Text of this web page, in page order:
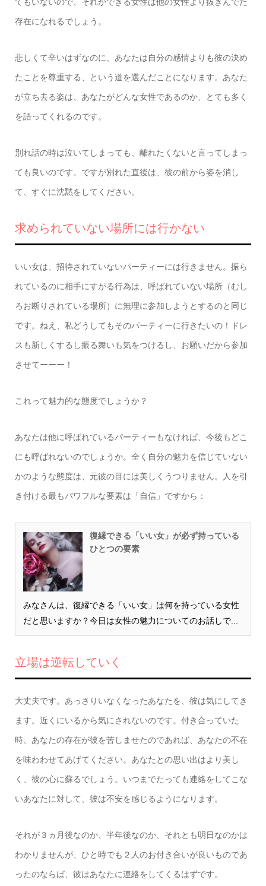
存在になれるでしょう。
悲しくて辛いはずなのに、あなたは自分の感情よりも彼の決め
たことを尊重する、という道を選んだことになります。あなた
が立ち去る姿は、あなたがどんな女性であるのか、とても多く
を語ってくれるのです。
別れ話の時は泣いてしまっても、離れたくないと言ってしまっ
ても良いのです。ですが別れた直後は、彼の前から姿を消し
て、すぐに沈黙をしてください。
求められていない場所には行かない
いい女は、招待されていないパーティーには行きません。振ら
れているのに相手にすがる行為は、呼ばれていない場所（むし
ろお断りされている場所）に無理に参加しようとするのと同じ
です。ねえ、私どうしてもそのパーティーに行きたいの！ドレ
スも新しくするし振る舞いも気をつけるし、お願いだから参加
させてーーー！
これって魅力的な態度でしょうか？
あなたは他に呼ばれているパーティーもなければ、今後もどこ
にも呼ばれないのでしょうか。全く自分の魅力を信じていない
かのような態度は、元彼の目には美しくうつりません。人を引
き付ける最もパワフルな要素は「自信」ですから：
復縁できる「いい女」が必ず持っている
ひとつの要素
みなさんは、復縁できる「いい女」は何を持っている女性
だと思いますか？今日は女性の魅力についてのお話しで...
立場は逆転していく
大丈夫です。あっさりいなくなったあなたを、彼は気にしてき
ます。近くにいるから気にされないのです。付き合っていた
時、あなたの存在が彼を苦しませたのであれば、あなたの不在
を味わわせてあげてください。あなたとの思い出はより美し
く、彼の心に蘇るでしょう。いつまでたっても連絡をしてこな
いあなたに対して、彼は不安を感じるようになります。
それが３ヵ月後なのか、半年後なのか、それとも明日なのかは
わかりませんが、ひと時でも２人のお付き合いが良いものであ
ったのならば、彼はあなたに連絡をしてくるはずです。